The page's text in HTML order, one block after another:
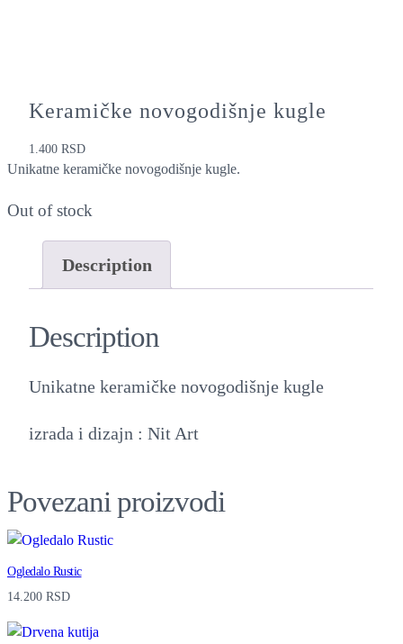
Keramičke novogodišnje kugle
1.400RSD
Unikatne keramičke novogodišnje kugle.
Out of stock
Description
Description
Unikatne keramičke novogodišnje kugle
izrada i dizajn : Nit Art
Povezani proizvodi
Ogledalo Rustic
14.200 RSD